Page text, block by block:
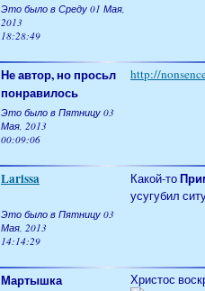
Это было в Среду 01 Мая,
2013
18:28:49
Не автор, но просьл
понравилось
http://
Это было в Пятницу 03
Мая, 2013
00:09:06
Larissa Какой-то
усугубил
Это было в Пятницу 03
Мая, 2013
14:14:29
Мартышка Христос